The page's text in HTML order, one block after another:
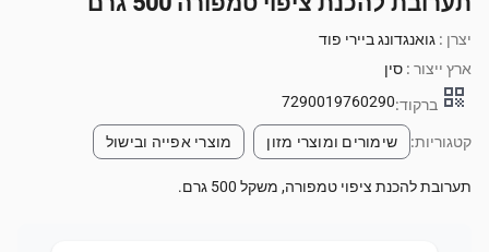
יצרן : גואנגדונג ביירי פוד
ארץ ייצור : סין
qr_code ברקוד:7290019760290
קטגוריות: שימורים ומוצרי מזון מוצרי אפייה ובישול
תערובת להכנת ציפוי טמפורה, משקל 500 גרם.